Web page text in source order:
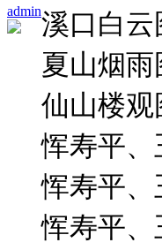
admin溪口白云
夏山烟雨
仙山楼观
恽寿平、
恽寿平、
恽寿平、